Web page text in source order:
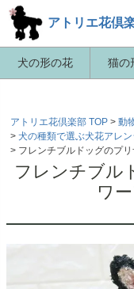
犬の形の花 猫の
アトリエ花倶
アトリエ花倶楽部 TOP
動
犬の種類で選ぶ犬花アレン
フレンチブルドッグのプ
フレンチブル
ワ